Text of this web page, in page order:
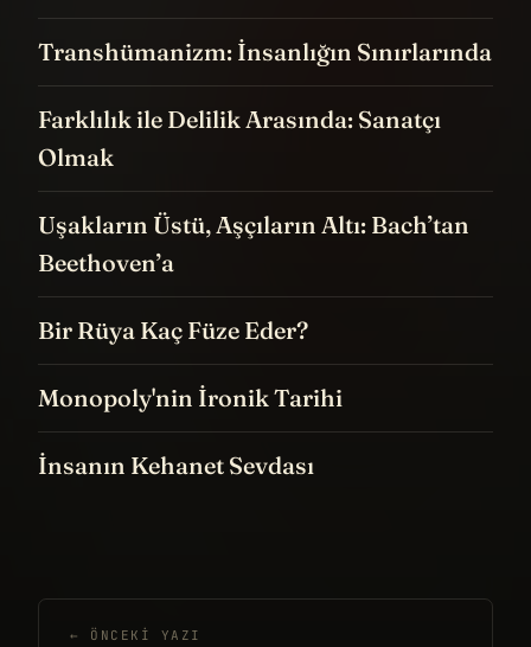
Transhümanizm: İnsanlığın Sınırlarında
Farklılık ile Delilik Arasında: Sanatçı
Olmak
Uşakların Üstü, Aşçıların Altı: Bach’tan
Beethoven’a
Bir Rüya Kaç Füze Eder?
Monopoly'nin İronik Tarihi
İnsanın Kehanet Sevdası
← ÖNCEKI YAZI